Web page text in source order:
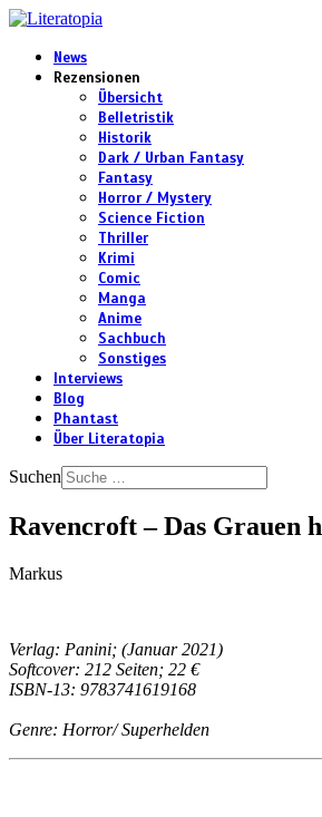
News
Rezensionen
Übersicht
Belletristik
Historik
Dark / Urban Fantasy
Fantasy
Horror / Mystery
Science Fiction
Thriller
Krimi
Comic
Manga
Anime
Sachbuch
Sonstiges
Interviews
Blog
Phantast
Über Literatopia
Suchen
Ravencroft – Das Grauen
Markus
Verlag: Panini; (Januar 2021)
Softcover: 212 Seiten; 22 €
ISBN-13: 9783741619168
Genre: Horror/ Superhelden